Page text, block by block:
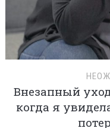
Внезапный
когда я